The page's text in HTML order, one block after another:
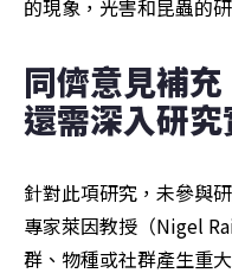
的現象，光害和昆蟲的
同儕意見補充
還需深入研
針對此項研究，未參與
專家萊因教授（Nigel
群、物種或社群產生重